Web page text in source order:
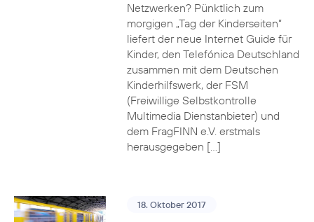
Netzwerken? Pünktlich zum
morgigen „Tag der Kinderseiten“
liefert der neue Internet Guide für
Kinder, den Telefónica Deutschland
zusammen mit dem Deutschen
Kinderhilfswerk, der FSM
(Freiwillige Selbstkontrolle
Multimedia Dienstanbieter) und
dem FragFINN e.V. erstmals
herausgegeben […]
18. Oktober 2017